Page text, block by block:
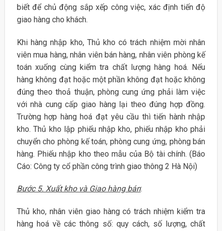
biết để chủ động sắp xếp công việc, xác định tiến độ
giao hàng cho khách.
Khi hàng nhập kho, Thủ kho có trách nhiệm mời nhân
viên mua hàng, nhân viên bán hàng, nhân viên phòng kế
toán xuống cùng kiểm tra chất lượng hàng hoá. Nếu
hàng không đạt hoặc một phần không đạt hoặc không
đúng theo thoả thuận, phòng cung ứng phải làm việc
với nhà cung cấp giao hàng lại theo đúng hợp đồng.
Trường hợp hàng hoá đạt yêu cầu thì tiến hành nhập
kho. Thủ kho lập phiếu nhập kho, phiếu nhập kho phải
chuyển cho phòng kế toán, phòng cung ứng, phòng bán
hàng. Phiếu nhập kho theo mẫu của Bộ tài chính. (Báo
Cáo: Công ty cổ phần công trình giao thông 2 Hà Nội)
Bước 5. Xuất kho và Giao hàng bán:
Thủ kho, nhân viên giao hàng có trách nhiệm kiểm tra
hàng hoá về các thông số: quy cách, số lượng, chất